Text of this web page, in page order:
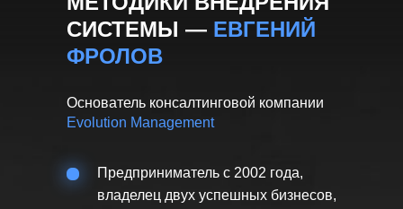
СИСТЕМЫ — ЕВГЕНИЙ
ФРОЛОВ
Основатель консалтинговой компании
Evolution Management
Предприниматель с 2002 года,
владелец двух успешных бизнесов,